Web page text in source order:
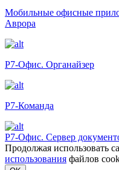
Мобильные офисные
Аврора
Р7-Офис. Органайзер
Р7-Команда
Р7-Офис. Сервер
Продолжая использовать
использования файлов